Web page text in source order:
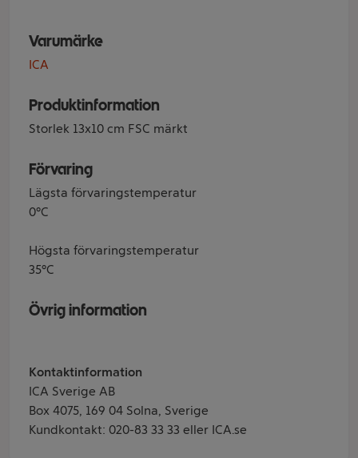
Varumärke
ICA
Produktinformation
Storlek 13x10 cm FSC märkt
Förvaring
Lägsta förvaringstemperatur
0°C
Högsta förvaringstemperatur
35°C
Övrig information
Kontaktinformation
ICA Sverige AB
Box 4075, 169 04 Solna, Sverige
Kundkontakt: 020-83 33 33 eller ICA.se